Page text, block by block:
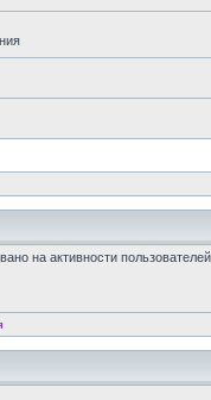
на активности